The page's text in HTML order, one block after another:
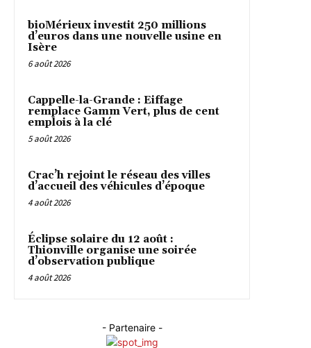
bioMérieux investit 250 millions
d’euros dans une nouvelle usine en
Isère
6 août 2026
Cappelle-la-Grande : Eiffage
remplace Gamm Vert, plus de cent
emplois à la clé
5 août 2026
Crac’h rejoint le réseau des villes
d’accueil des véhicules d’époque
4 août 2026
Éclipse solaire du 12 août :
Thionville organise une soirée
d’observation publique
4 août 2026
- Partenaire -